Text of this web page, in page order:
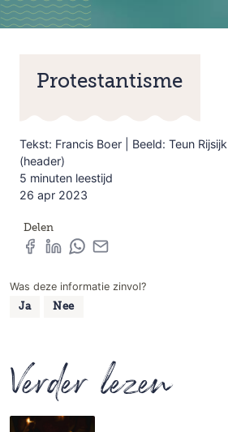
Protestantisme
Tekst: Francis Boer | Beeld: Teun Rijsijk
(header)
5 minuten leestijd
26 apr 2023
Delen
Was deze informatie zinvol?
Ja Nee
Verder lezen